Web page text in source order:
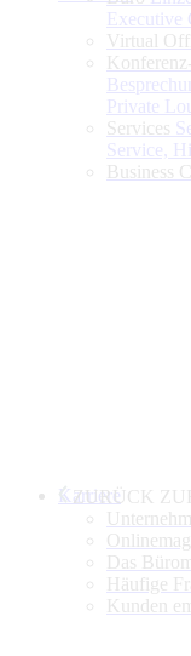
Executive
Virtual
Private
Services
Service,
Business
ZURÜCK
Das
Häufige
Kunden
Karriere